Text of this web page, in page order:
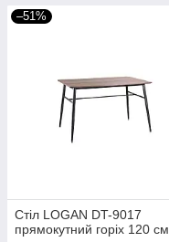
–51%
Стіл LOGAN DT-9017
прямокутний горіх 120 см